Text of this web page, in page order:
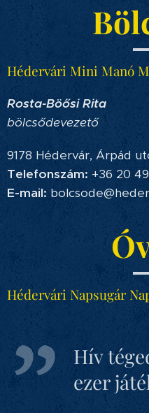
Hédervári Mini Manó
Rosta-Böősi Rita
bölcsődevezető
9178 Hédervár, Árpád
Telefonszám: +36 20
E-mail:
Hédervári Napsugár
Hív
ezer